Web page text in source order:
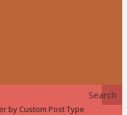
Search
by Custom Post Type